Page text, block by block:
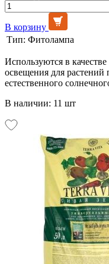
В корзину
Тип: Фитолампа
Используются в
освещения для растений
естественного
В наличии: 11 шт